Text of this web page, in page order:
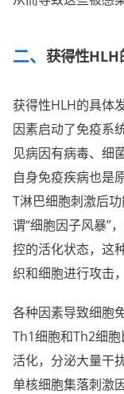
获得性HLH
获得性HLH的具体
因素启动了免疫系
见病因有病毒、细
自身免疫疾病也是
T淋巴细胞刺激后
谓“细胞因子风暴”
控的活化状态，这
织和细胞进行攻击
各种因素导致细胞
Th1细胞和Th2细
活化，分泌大量干
单核细胞集落刺激